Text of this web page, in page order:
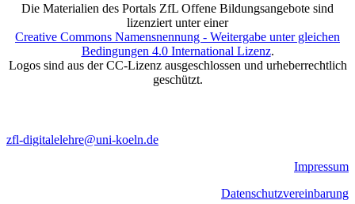
Die Materialien des Portals ZfL Offene Bildungsangebote sind
lizenziert unter einer
Creative Commons Namensnennung - Weitergabe unter gleichen
Bedingungen 4.0 International Lizenz.
Logos sind aus der CC-Lizenz ausgeschlossen und urheberrechtlich
geschützt.
zfl-digitalelehre@uni-koeln.de
Impressum
Datenschutzvereinbarung